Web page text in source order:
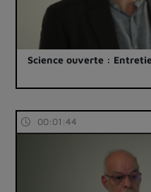
Science ouverte :
00:01:44